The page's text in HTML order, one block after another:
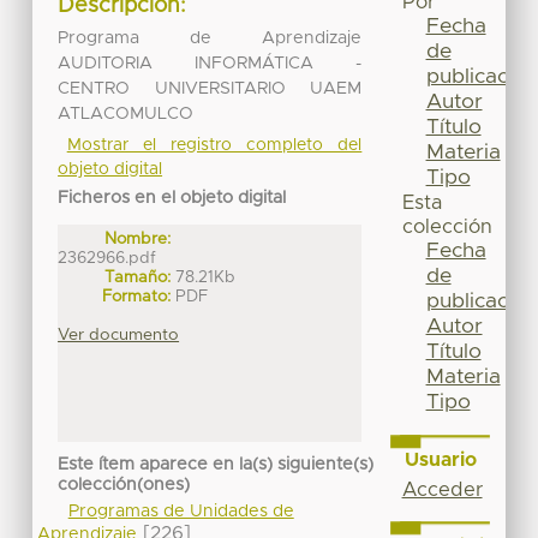
Descripción:
Programa de Aprendizaje
AUDITORIA INFORMÁTICA -
CENTRO UNIVERSITARIO UAEM
ATLACOMULCO
Mostrar el registro completo del
objeto digital
Ficheros en el objeto digital
Nombre:
2362966.pdf
Tamaño: 78.21Kb
Formato: PDF
Ver documento
Este ítem aparece en la(s) siguiente(s)
colección(ones)
Programas de Unidades de
[226]
Fecha
de
publicación
Autor
Título
Materia
Tipo
Esta
colección
Fecha
de
publicación
Autor
Título
Materia
Tipo
Usuario
Acceder